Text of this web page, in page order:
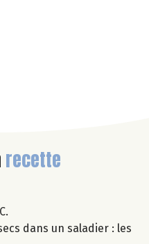
recette
dans un saladier : les